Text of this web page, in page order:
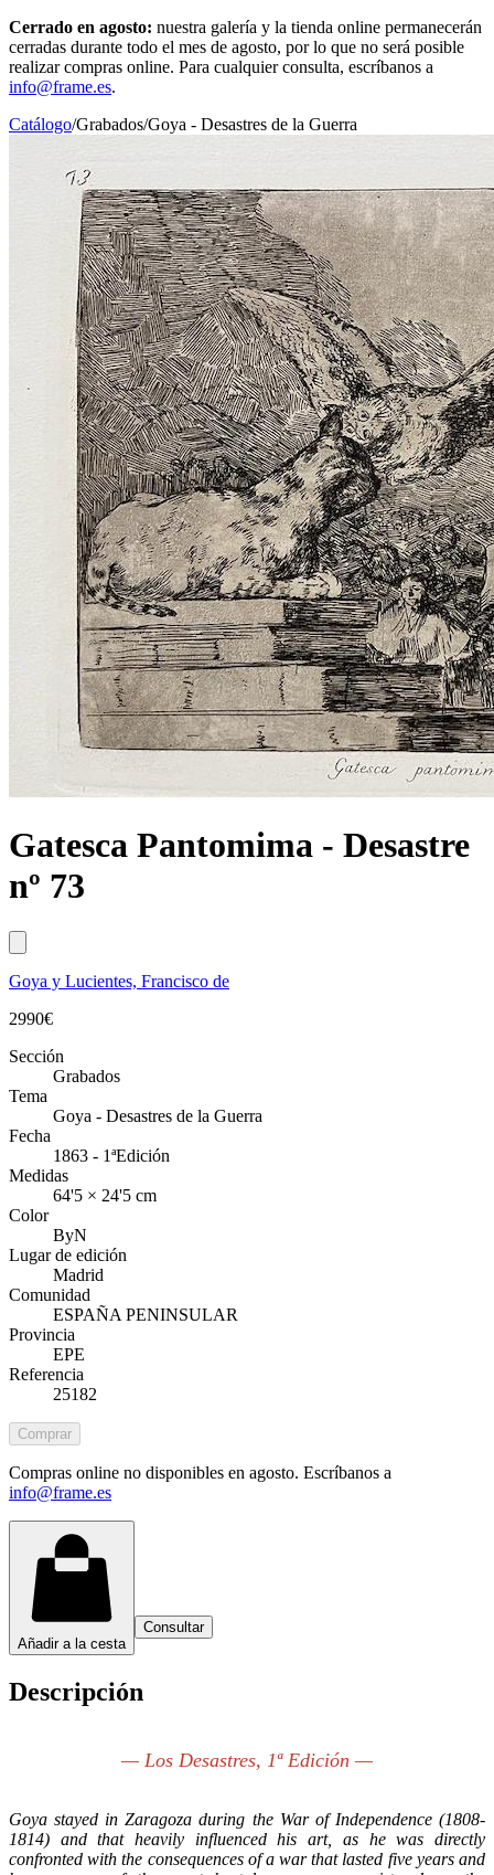
Cerrado en agosto: nuestra galería y la tienda online permanecerán
cerradas durante todo el mes de agosto, por lo que no será posible
realizar compras online. Para cualquier consulta, escríbanos a
info@frame.es.
Catálogo/Grabados/Goya - Desastres de la Guerra
Gatesca Pantomima - Desastre
nº 73
Goya y Lucientes, Francisco de
2990€
Sección
Grabados
Tema
Goya - Desastres de la Guerra
Fecha
1863 - 1ªEdición
Medidas
64'5 × 24'5 cm
Color
ByN
Lugar de edición
Madrid
Comunidad
ESPAÑA PENINSULAR
Provincia
EPE
Referencia
25182
Comprar
Compras online no disponibles en agosto. Escríbanos a
info@frame.es
Añadir a la cesta
Consultar
Descripción
— Los Desastres, 1ª Edición —
Goya stayed in Zaragoza during the War of Independence (1808-
1814) and that heavily influenced his art, as he was directly
confronted with the consequences of a war that lasted five years and